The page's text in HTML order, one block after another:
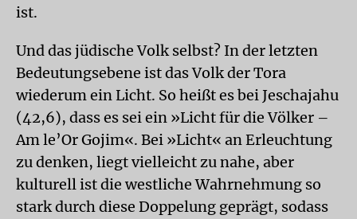
ist.
Und das jüdische Volk selbst? In der letzten
Bedeutungsebene ist das Volk der Tora
wiederum ein Licht. So heißt es bei Jeschajahu
(42,6), dass es sei ein »Licht für die Völker –
Am le’Or Gojim«. Bei »Licht« an Erleuchtung
zu denken, liegt vielleicht zu nahe, aber
kulturell ist die westliche Wahrnehmung so
stark durch diese Doppelung geprägt, sodass